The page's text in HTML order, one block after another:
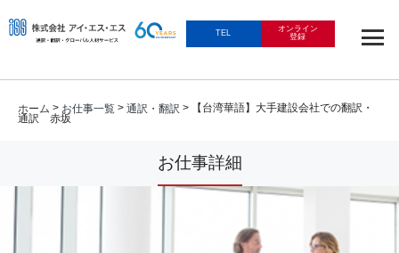
TEL
オンライン
登録
ホーム > お仕事一覧 > 通訳・翻訳 > 【台湾華語】大手建設会社での翻訳・
通訳 赤坂
お仕事詳細